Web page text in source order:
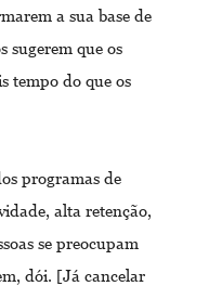
a sua base de
sugerem que os
tempo do que os
programas de
alta retenção,
se preocupam
dói. [Já cancelar